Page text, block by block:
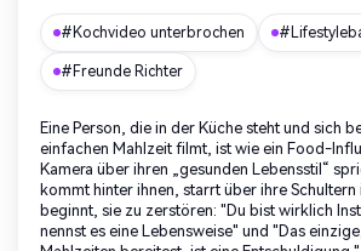
#Kochvideo unterbrochen
#Freunde Richter
Eine Person, die in der Küche steht und sich
einfachen Mahlzeit filmt, ist wie ein Food-
Kamera über ihren „gesunden Lebensstil“
kommt hinter ihnen, starrt über ihre Schultern
beginnt, sie zu zerstören: "Du bist wirklich
nennst es eine Lebensweise" und "Das